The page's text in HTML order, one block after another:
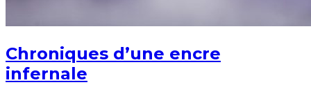
Chroniques d’une encre
infernale